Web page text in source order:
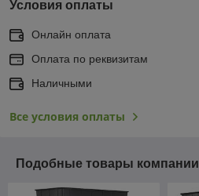
Условия оплаты
Онлайн оплата
Оплата по реквизитам
Наличными
Все условия оплаты
Подобные товары компании